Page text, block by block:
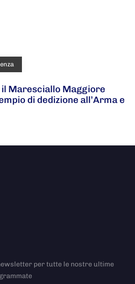
Maresciallo Maggiore
di dedizione all’Arma e
per tutte le nostre ultime